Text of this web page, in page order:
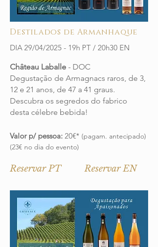
Destilados de Armanhaque
DIA 29/04/2025 - 19h PT / 20h30 EN
Château Laballe - DOC
Degustação de Armagnacs raros, de 3,
12 e 21 anos, de 47 a 41 graus.
Descubra os segredos do fabrico
desta célebre bebida!
Valor p/ pessoa: 20€* (pagam. antecipado)
(23€ no dia do evento)
Reservar PT Reservar EN